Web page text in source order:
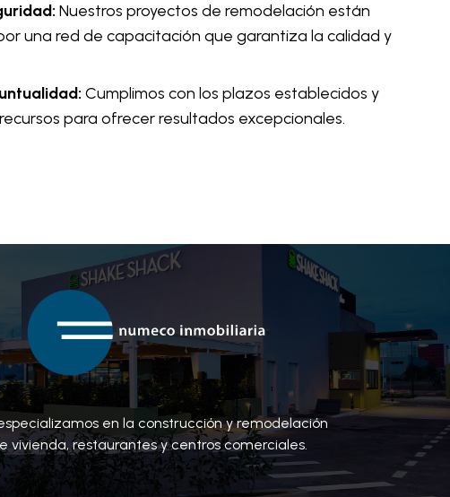
Nuestros proyectos de remodelación están
una red de capacitación que garantiza la calidad y
Cumplimos con los plazos establecidos y
para ofrecer resultados excepcionales.
en la construcción y remodelación
vivienda, restaurantes y centros comerciales.